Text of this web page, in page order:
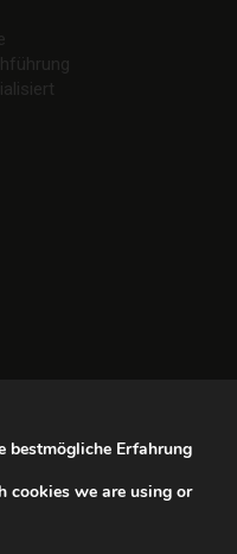
bestmögliche Erfahrung
cookies we are using or